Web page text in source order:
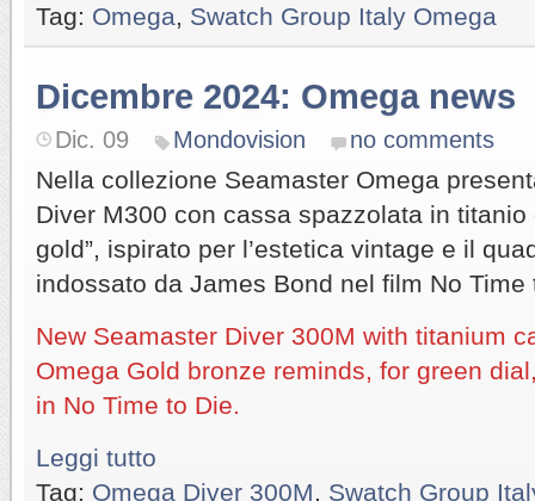
Tag: Omega, Swatch Group Italy Omega
Dicembre 2024: Omega news
Dic. 09 Mondovision no comments
Nella collezione Seamaster Omega
Diver M300 con cassa spazzolata in titanio
gold”, ispirato per l’estetica vintage e il
indossato da James Bond nel film No Time
New Seamaster Diver 300M with titanium
Omega Gold bronze reminds, for green
in No Time to Die.
Leggi tutto
Tag: Omega Diver 300M, Swatch Group